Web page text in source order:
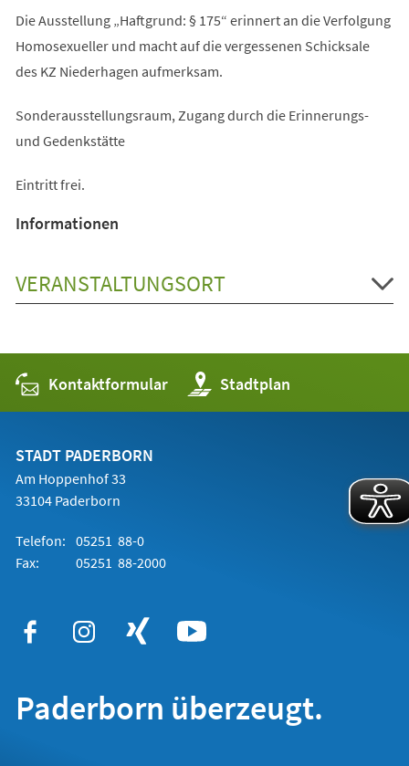
Die Ausstellung „Haftgrund: § 175“ erinnert an die Verfolgung
Homosexueller und macht auf die vergessenen Schicksale
des KZ Niederhagen aufmerksam.
Sonderausstellungsraum, Zugang durch die Erinnerungs-
und Gedenkstätte
Eintritt frei.
Informationen
VERANSTALTUNGSORT
Kontaktformular Stadtplan
(Öffnet
in
einem
STADT PADERBORN
Am Hoppenhof 33
33104 Paderborn
Telefon: 05251 88-0
Fax:
05251 88-2000
Paderborn überzeugt.